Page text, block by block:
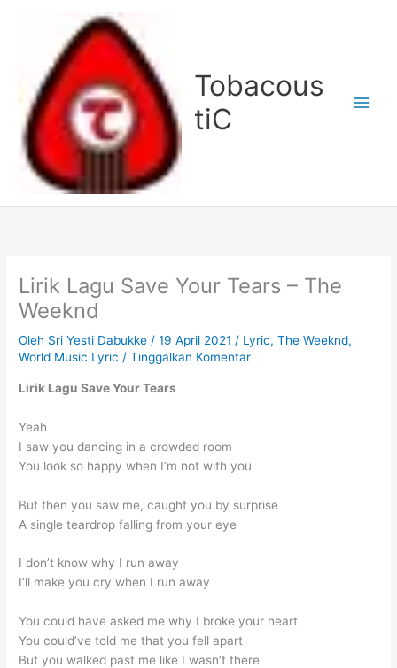
Tobacous
tiC
Lirik Lagu Save Your Tears – The
Weeknd
Oleh Sri Yesti Dabukke /19 April 2021 / Lyric,The Weeknd,
World Music Lyric /Tinggalkan Komentar
Lirik Lagu Save Your Tears
Yeah
I saw you dancing in a crowded room
You look so happy when I’m not with you
But then you saw me, caught you by surprise
A single teardrop falling from your eye
I don’t know why I run away
I’ll make you cry when I run away
You could have asked me why I broke your heart
You could’ve told me that you fell apart
But you walked past me like I wasn’t there